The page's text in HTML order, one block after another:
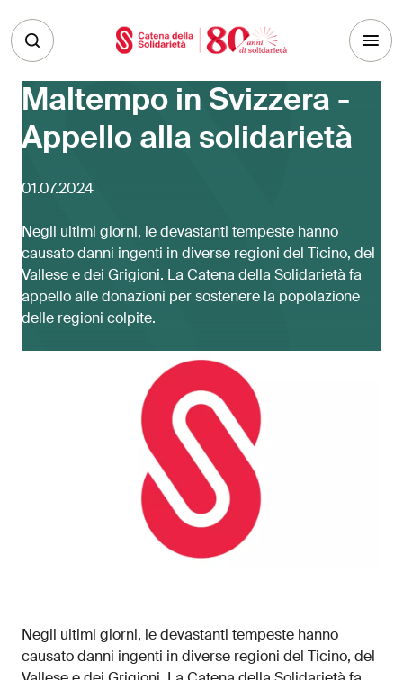
Maltempo in Svizzera -
Appello alla solidarietà
01.07.2024
Negli ultimi giorni, le devastanti tempeste hanno
causato danni ingenti in diverse regioni del Ticino, del
Vallese e dei Grigioni. La Catena della Solidarietà fa
appello alle donazioni per sostenere la popolazione
delle regioni colpite.
Negli ultimi giorni, ledevastanti tempeste hanno
causato danni ingenti in diverse regioni del Ticino, del